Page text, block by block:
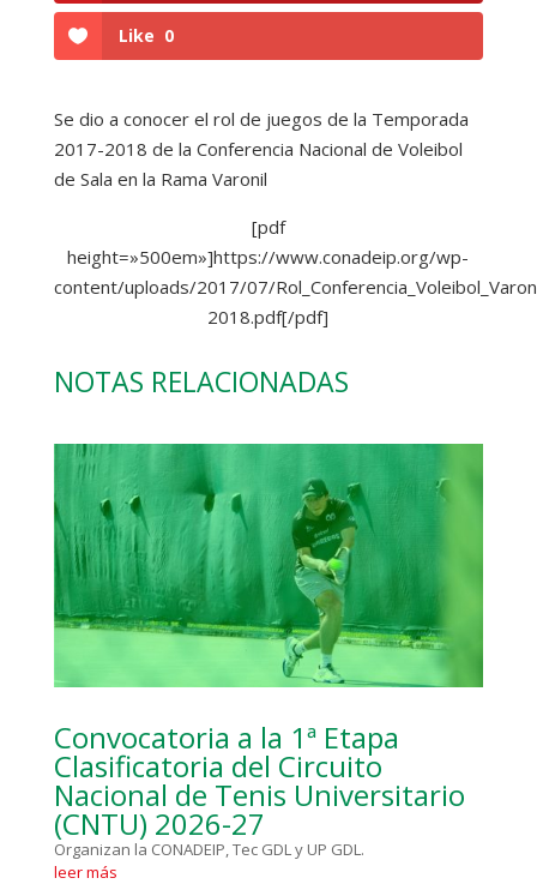
Like 0
Se dio a conocer el rol de juegos de la Temporada
2017-2018 de la Conferencia Nacional de Voleibol
de Sala en la Rama Varonil
[pdf
height=»500em»]https://www.conadeip.org/wp-
content/uploads/2017/07/
2018.pdf[/pdf]
NOTAS RELACIONADAS
Convocatoria a la 1ª Etapa
Clasificatoria del Circuito
Nacional de Tenis Universitario
(CNTU) 2026-27
Organizan la CONADEIP, Tec GDL y UP GDL.
leer más